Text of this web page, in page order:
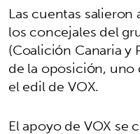
Las cuentas
los concejales del
(Coalición Canaria y
de la oposición, uno
el edil de VOX.
El apoyo de VOX se